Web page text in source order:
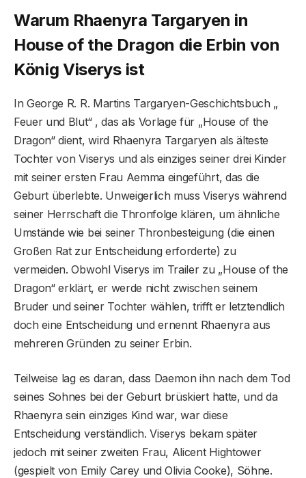
Warum Rhaenyra Targaryen in
House of the Dragon die Erbin von
König Viserys ist
In George R. R. Martins Targaryen-Geschichtsbuch „
Feuer und Blut“ , das als Vorlage für „House of the
Dragon“ dient, wird Rhaenyra Targaryen als älteste
Tochter von Viserys und als einziges seiner drei Kinder
mit seiner ersten Frau Aemma eingeführt, das die
Geburt überlebte. Unweigerlich muss Viserys während
seiner Herrschaft die Thronfolge klären, um ähnliche
Umstände wie bei seiner Thronbesteigung (die einen
Großen Rat zur Entscheidung erforderte) zu
vermeiden. Obwohl Viserys im Trailer zu „House of the
Dragon“ erklärt, er werde nicht zwischen seinem
Bruder und seiner Tochter wählen, trifft er letztendlich
doch eine Entscheidung und ernennt Rhaenyra aus
mehreren Gründen zu seiner Erbin.
Teilweise lag es daran, dass Daemon ihn nach dem Tod
seines Sohnes bei der Geburt brüskiert hatte, und da
Rhaenyra sein einziges Kind war, war diese
Entscheidung verständlich. Viserys bekam später
jedoch mit seiner zweiten Frau, Alicent Hightower
(gespielt von Emily Carey und Olivia Cooke), Söhne.